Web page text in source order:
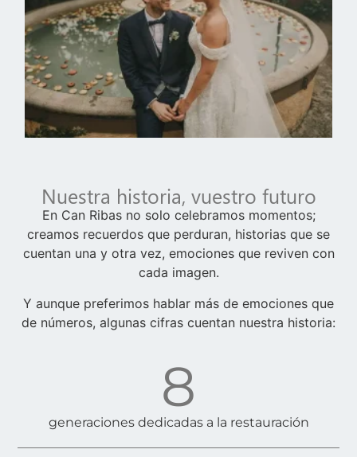
Nuestra historia, vuestro futuro
En Can Ribas no solo celebramos momentos;
creamos recuerdos que perduran, historias que se
cuentan una y otra vez, emociones que reviven con
cada imagen.
Y aunque preferimos hablar más de emociones que
de números, algunas cifras cuentan nuestra historia:
generaciones dedicadas a la restauración
8